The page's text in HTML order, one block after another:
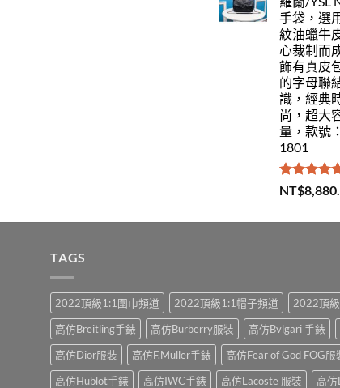
手袋，選
紋油蠟牛
心裁制而
飾有真皮
的字母聯
識，經典
尚，超大
量，款號：
1801
評分 5.00
滿分 5
NT$
TAGS
2022頂級1:1圍巾頻道 2022頂級1:1帽子頻道 2022頂
高仿Breitling手錶
高仿Burberry服裝 高仿Bvlgari 手錶
高仿Dior服裝
高仿F.Muller手錶 高仿Fear of God FOG服
高仿Hublot手錶
高仿IWC手錶 高仿Lacoste 服裝 高仿